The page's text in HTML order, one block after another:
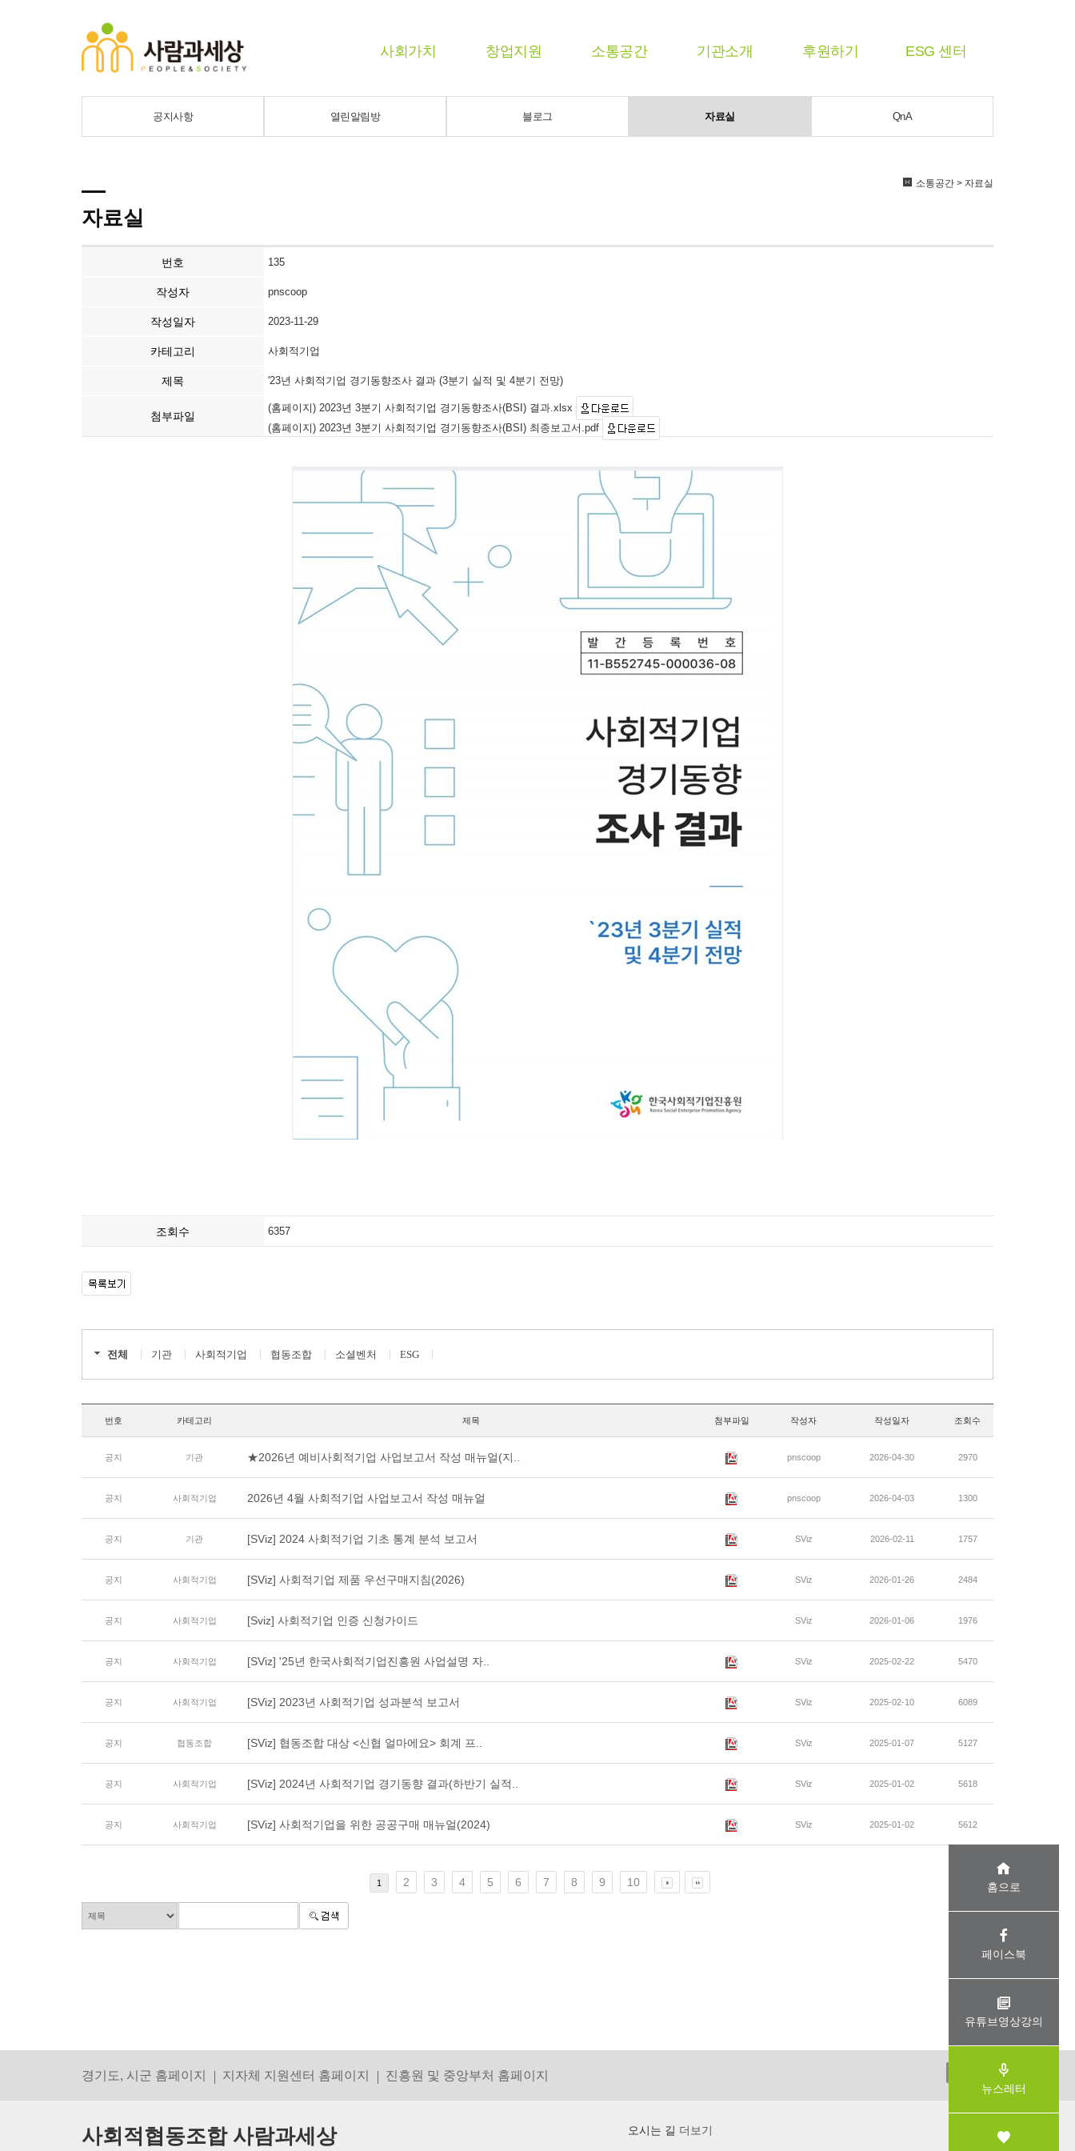
사회가치 창업지원 소통공간 기관소개 후원하기 ESG 센터
공지사항 열린알림방 블로그 자료실 QnA
소통공간 > 자료실
자료실
번호 135
작성자 pnscoop
작성일자 2023-11-29
카테고리 사회적기업
제목 '23년 사회적기업 경기동향조사 결과 (3분기 실적 및 4분기 전망)
첨부파일
(홈페이지) 2023년 3분기 사회적기업 경기동향조사(BSI) 결과.xlsx
(홈페이지) 2023년 3분기 사회적기업 경기동향조사(BSI) 최종보고서.pdf
조회수 6357
전체 기관 사회적기업 협동조합 소셜벤처 ESG
번호 카테고리 제목 첨부파일 작성자 작성일자 조회수
공지 기관 ★2026년 예비사회적기업 사업보고서 작성 매뉴얼(지.. pnscoop 2026-04-30 2970
공지 사회적기업 2026년 4월 사회적기업 사업보고서 작성 매뉴얼 pnscoop 2026-04-03 1300
공지 기관 [SViz] 2024 사회적기업 기초 통계 분석 보고서 SViz 2026-02-11 1757
공지 사회적기업 [SViz] 사회적기업 제품 우선구매지침(2026) SViz 2026-01-26 2484
공지 사회적기업 [Sviz] 사회적기업 인증 신청가이드 SViz 2026-01-06 1976
공지 사회적기업 [SViz] '25년 한국사회적기업진흥원 사업설명 자.. SViz 2025-02-22 5470
공지 사회적기업 [SViz] 2023년 사회적기업 성과분석 보고서 SViz 2025-02-10 6089
공지 협동조합 [SViz] 협동조합 대상 <신협 얼마에요> 회계 프.. SViz 2025-01-07 5127
공지 사회적기업 [SViz] 2024년 사회적기업 경기동향 결과(하반기 실적.. SViz 2025-01-02 5618
공지 사회적기업 [SViz] 사회적기업을 위한 공공구매 매뉴얼(2024) SViz 2025-01-02 5612
1 2 3 4 5 6 7 8 9 10 홈으로
페이스북
유튜브영상강의
뉴스레터
경기도, 시군 홈페이지 지자체 지원센터 홈페이지 진흥원 및 중앙부처 홈페이지
사회적협동조합 사람과세상 오시는 길 더보기